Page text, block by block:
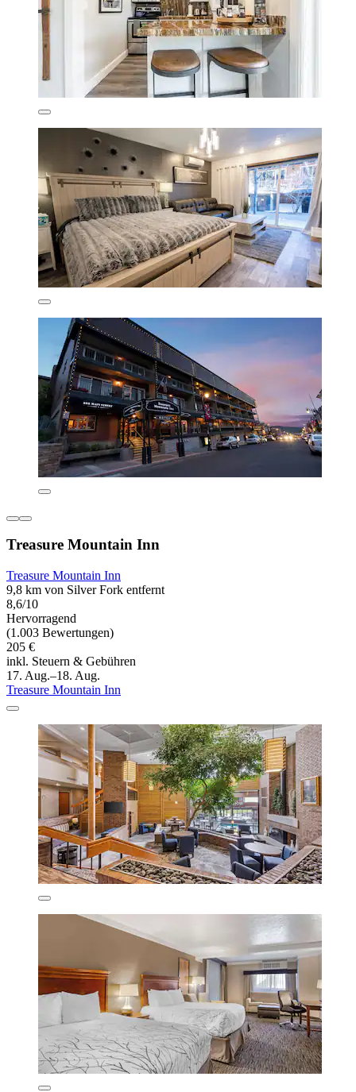
Treasure Mountain Inn
Treasure Mountain Inn
9,8 km von Silver Fork entfernt
8,6/10
Hervorragend
(1.003 Bewertungen)
205 €
inkl. Steuern & Gebühren
17. Aug.–18. Aug.
Treasure Mountain Inn